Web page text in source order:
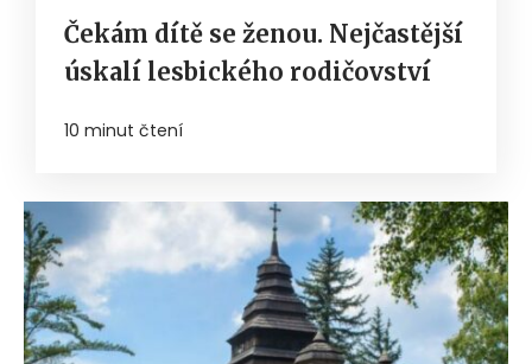
Čekám dítě se ženou. Nejčastější
úskalí lesbického rodičovství
10 minut čtení